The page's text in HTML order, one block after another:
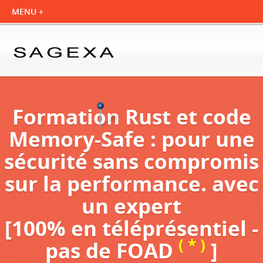
Formation Rust et code
Memory-Safe : pour une
sécurité sans compromis
sur la performance. avec
un expert
[100% en téléprésentiel -
pas de FOAD ( * ) ]